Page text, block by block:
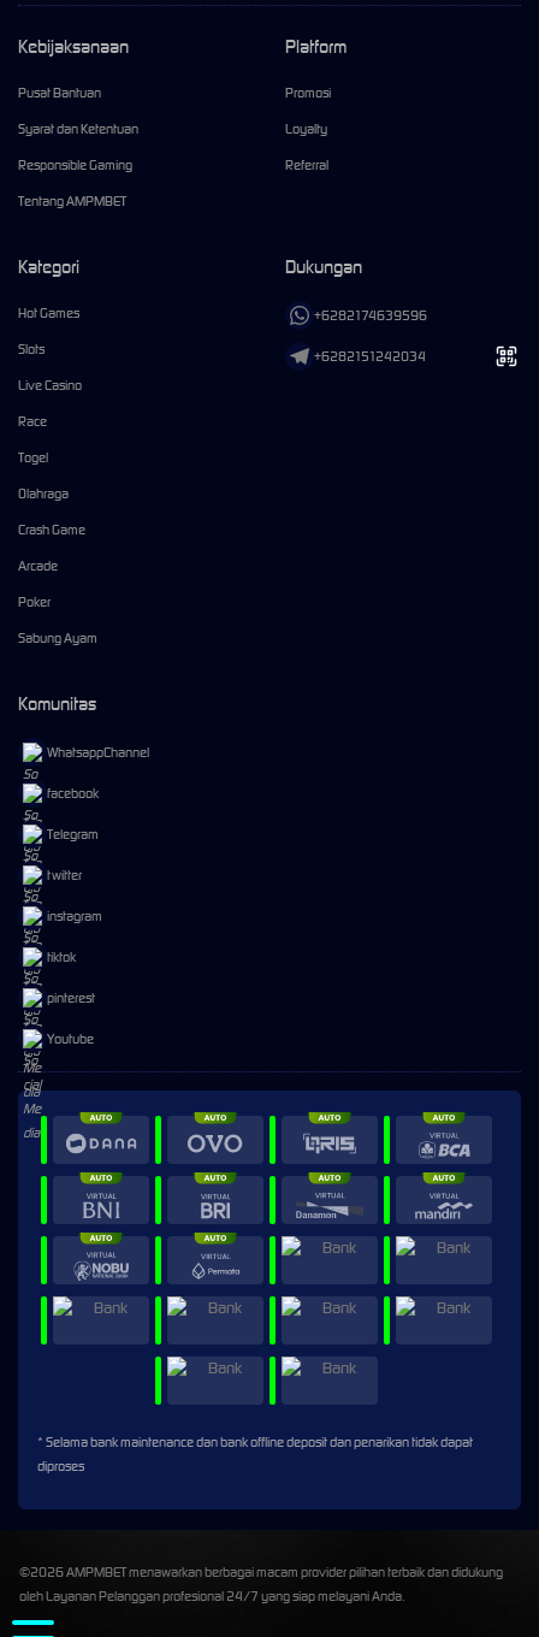
Kebijaksanaan
Pusat Bantuan
Syarat dan Ketentuan
Responsible Gaming
Tentang AMPMBET
Platform
Promosi
Loyalty
Referral
Kategori
Hot Games
Slots
Live Casino
Race
Togel
Olahraga
Crash Game
Arcade
Poker
Sabung Ayam
Dukungan
+6282174639596
+6282151242034
Komunitas
WhatsappChannel
facebook
Telegram
twitter
instagram
tiktok
pinterest
Youtube
* Selama bank maintenance dan bank offline deposit dan penarikan tidak dapat
diproses
©2026 AMPMBET menawarkan berbagai macam provider pilihan terbaik dan didukung
oleh Layanan Pelanggan profesional 24/7 yang siap melayani Anda.